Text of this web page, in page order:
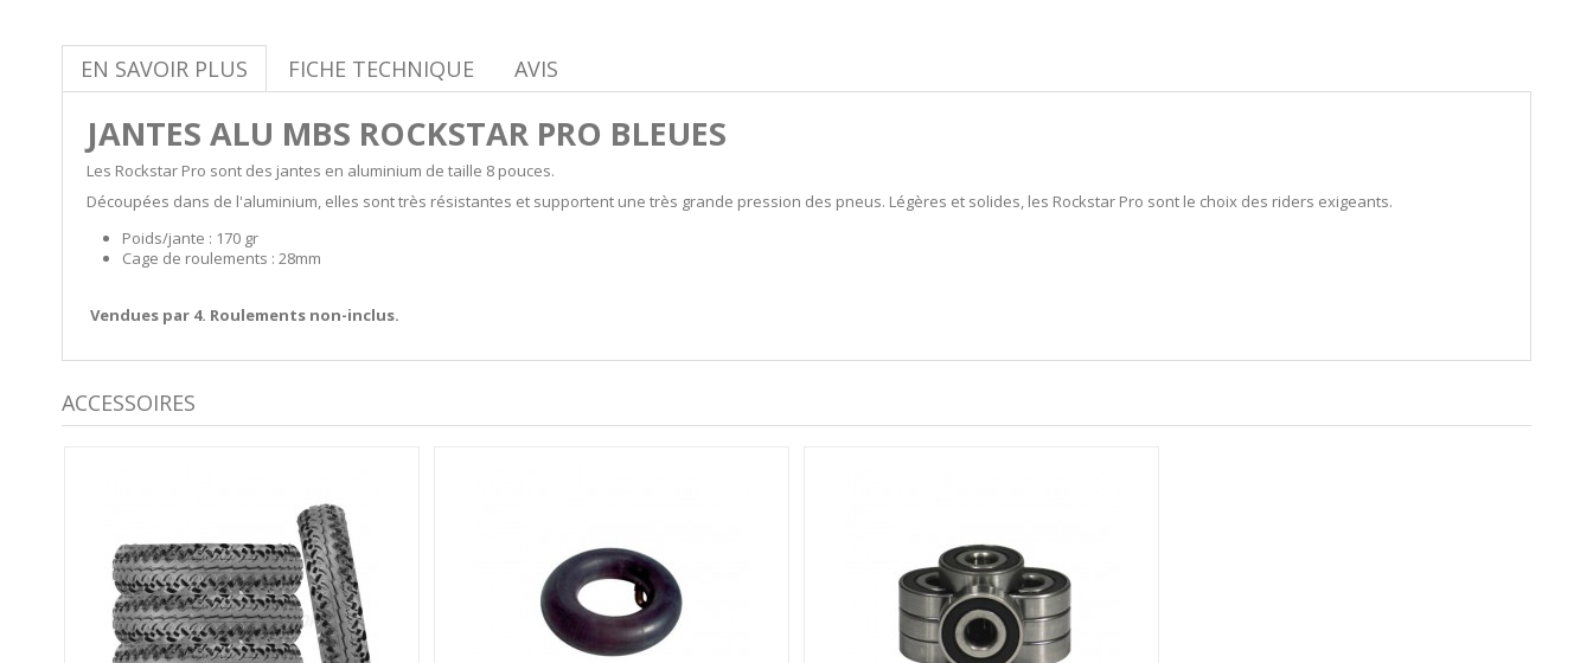
EN SAVOIR PLUS FICHE TECHNIQUE AVIS
JANTES ALU MBS ROCKSTAR PRO BLEUES
Les Rockstar Pro sont des jantes en aluminium de taille 8 pouces.
Découpées dans de l'aluminium, elles sont très résistantes et supportent une très grande pression des pneus. Légères et solides, les Rockstar Pro sont le choix des riders exigeants.
Poids/jante : 170 gr
Cage de roulements : 28mm
Vendues par 4. Roulements non-inclus.
ACCESSOIRES